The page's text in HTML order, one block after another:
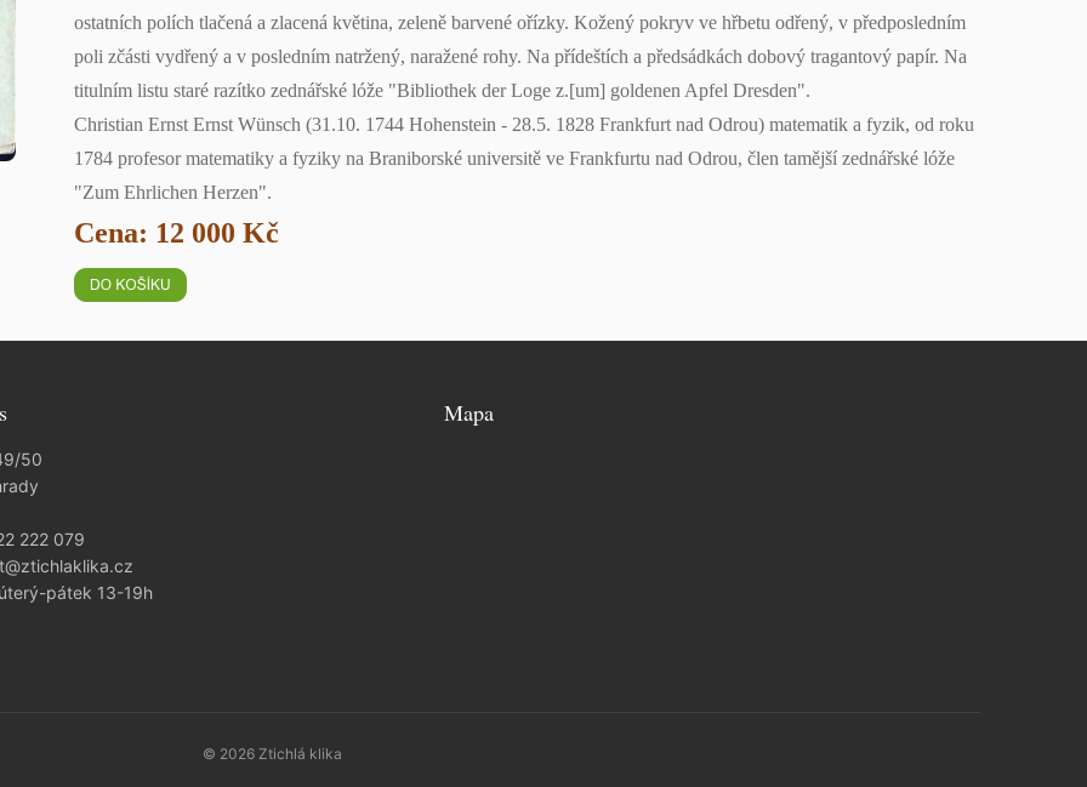
ostatních polích tlačená a zlacená květina, zeleně barvené ořízky. Kožený pokryv ve hřbetu odřený, v předposledním
poli zčásti vydřený a v posledním natržený, naražené rohy. Na přídeštích a předsádkách dobový tragantový papír. Na
titulním listu staré razítko zednářské lóže "Bibliothek der Loge z.[um] goldenen Apfel Dresden".
Christian Ernst Ernst Wünsch (31.10. 1744 Hohenstein - 28.5. 1828 Frankfurt nad Odrou) matematik a fyzik, od roku
1784 profesor matematiky a fyziky na Braniborské universitě ve Frankfurtu nad Odrou, člen tamější zednářské lóže
"Zum Ehrlichen Herzen".
Cena: 12 000 Kč
50
222 079
pátek 13-19h
Mapa
© 2026 Ztichlá klika